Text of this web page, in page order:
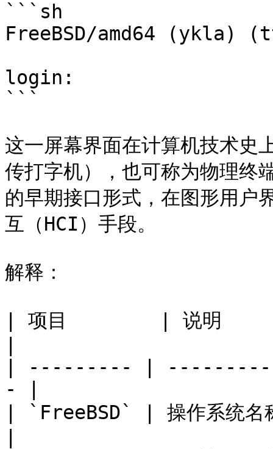
```sh
FreeBSD/amd64 (ykla)
login:
```
这一屏幕界面在计算机技术
传打字机），也可称为物理终
的早期接口形式，在图形用户
互（HCI）手段。
解释：
| 项目        | 说明
| --------- |
- |
| `FreeBSD` | 操作系统名